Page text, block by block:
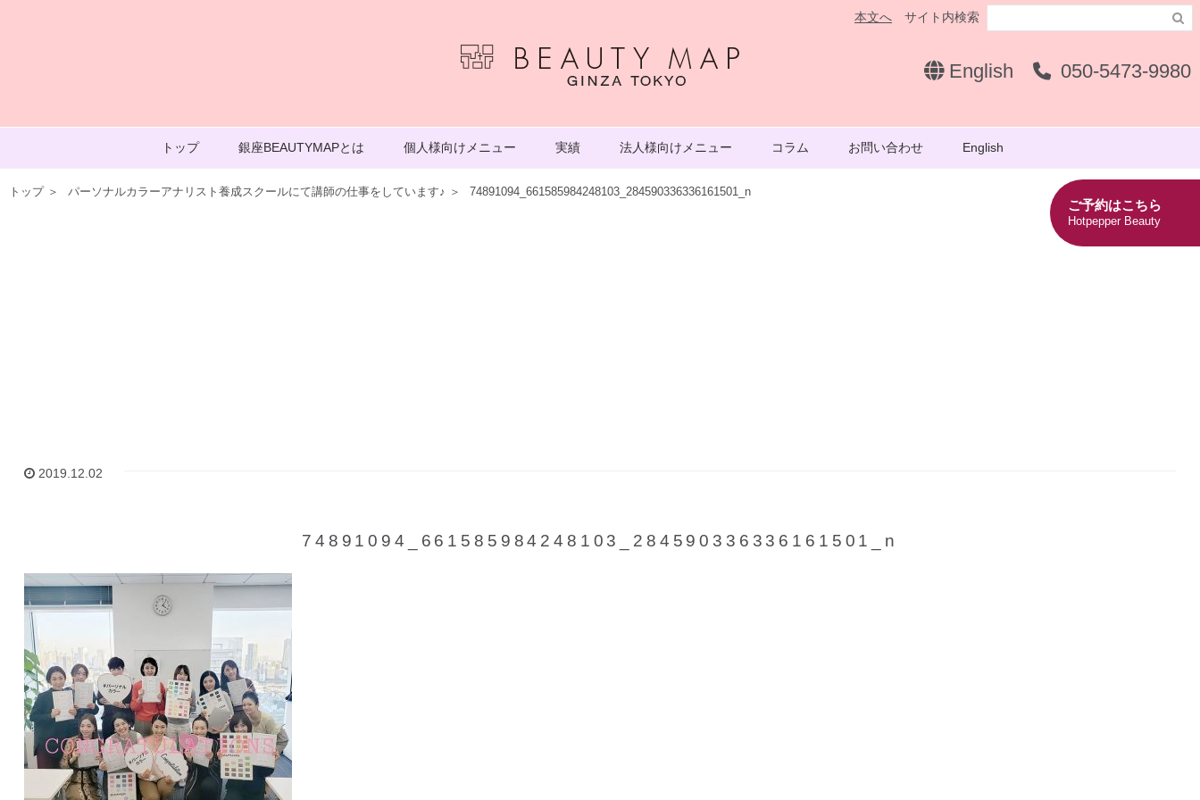
本文へ サイト内検索 
English 050-5473-9980
ご予約はこちら
Hotpepper Beauty
トップ 銀座BEAUTYMAPとは 個人様向けメニュー 実績 法人様向けメニュー コラム お問い合わせ English
トップ＞ パーソナルカラーアナリスト養成スクールにて講師の仕事をしています♪ ＞ 74891094_661585984248103_284590336336161501_n
2019.12.02
74891094_661585984248103_284590336336161501_n